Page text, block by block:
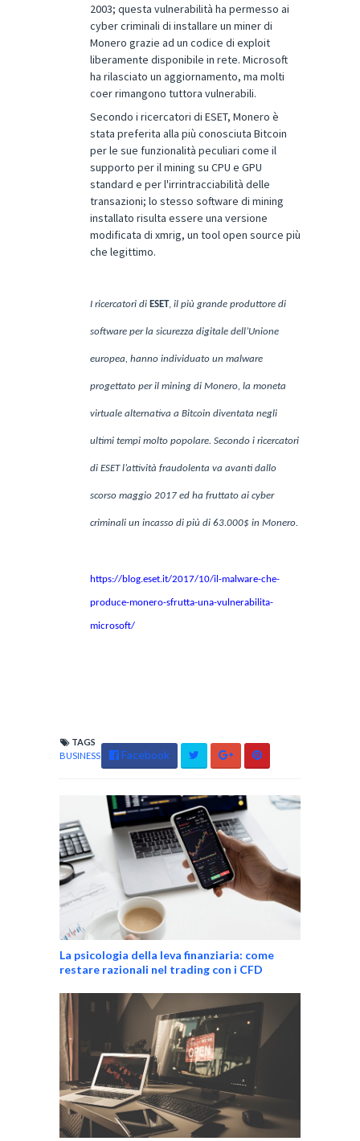
2003; questa vulnerabilità ha permesso ai
cyber criminali di installare un miner di
Monero grazie ad un codice di exploit
liberamente disponibile in rete. Microsoft
ha rilasciato un aggiornamento, ma molti
coer rimangono tuttora vulnerabili.
Secondo i ricercatori di ESET, Monero è
stata preferita alla più conosciuta Bitcoin
per le sue funzionalità peculiari come il
supporto per il mining su CPU e GPU
standard e per l'irrintracciabilità delle
transazioni; lo stesso software di mining
installato risulta essere una versione
modificata di xmrig, un tool open source più
che legittimo.
I ricercatori di ESET, il più grande produttore di
software per la sicurezza digitale dell’Unione
europea, hanno individuato un malware
progettato per il mining di Monero, la moneta
virtuale alternativa a Bitcoin diventata negli
ultimi tempi molto popolare. Secondo i ricercatori
di ESET l’attività fraudolenta va avanti dallo
scorso maggio 2017 ed ha fruttato ai cyber
criminali un incasso di più di 63.000$ in Monero.
https://blog.eset.it/2017/10/il-malware-che-
produce-monero-sfrutta-una-vulnerabilita-
microsoft/
TAGS
BUSINESS
Facebook
La psicologia della leva finanziaria: come
restare razionali nel trading con i CFD